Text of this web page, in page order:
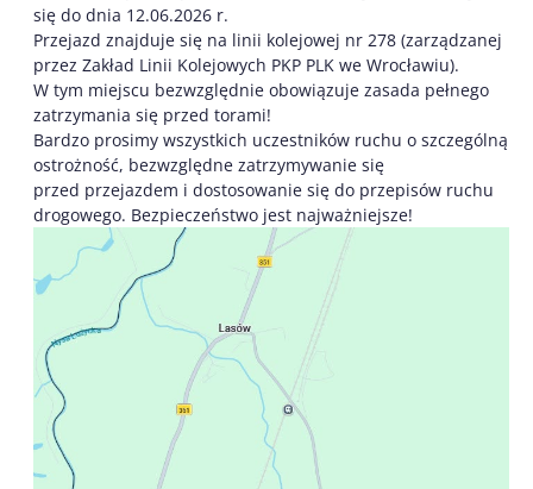
się do dnia 12.06.2026 r.
Przejazd znajduje się na linii kolejowej nr 278 (zarządzanej
przez Zakład Linii Kolejowych PKP PLK we Wrocławiu).
W tym miejscu bezwzględnie obowiązuje zasada pełnego
zatrzymania się przed torami!
Bardzo prosimy wszystkich uczestników ruchu o szczególną
ostrożność, bezwzględne zatrzymywanie się
przed przejazdem i dostosowanie się do przepisów ruchu
drogowego. Bezpieczeństwo jest najważniejsze!